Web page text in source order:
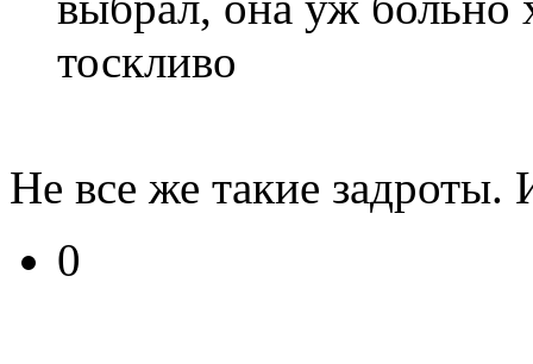
тоскливо
Не все же такие
0